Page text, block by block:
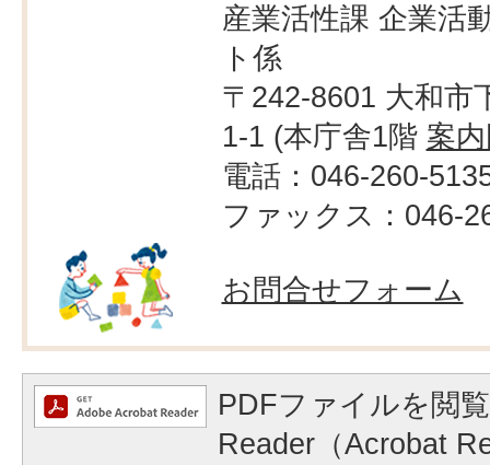
産業活性課 企業活
ト係
〒242-8601 大和市
1-1 (本庁舎1階 案
電話：046-260-
ファックス：046-
お問合せフォーム
PDFファイルを閲
Reader（Acrobat